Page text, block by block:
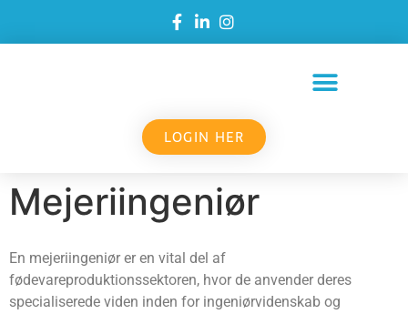
LOGIN HER
Mejeriingeniør
En mejeriingeniør er en vital del af
fødevareproduktionssektoren, hvor de anvender deres
specialiserede viden inden for ingeniørvidenskab og